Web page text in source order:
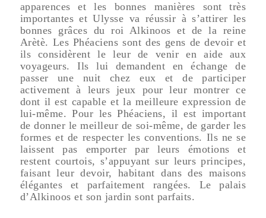
apparences et les bonnes manières sont très
importantes et Ulysse va réussir à s’attirer les
bonnes grâces du roi Alkinoos et de la reine
Arètè. Les Phéaciens sont des gens de devoir et
ils considèrent le leur de venir en aide aux
voyageurs. Ils lui demandent en échange de
passer une nuit chez eux et de participer
activement à leurs jeux pour leur montrer ce
dont il est capable et la meilleure expression de
lui-même. Pour les Phéaciens, il est important
de donner le meilleur de soi-même, de garder les
formes et de respecter les conventions. Ils ne se
laissent pas emporter par leurs émotions et
restent courtois, s’appuyant sur leurs principes,
faisant leur devoir, habitant dans des maisons
élégantes et parfaitement rangées. Le palais
d’Alkinoos et son jardin sont parfaits.